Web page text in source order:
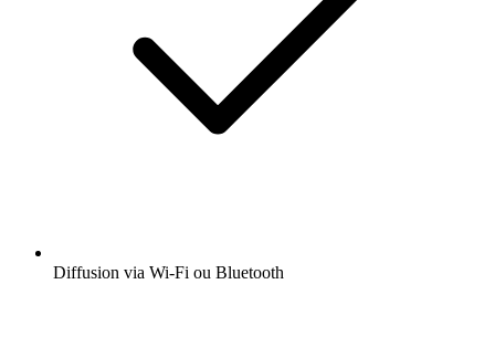
Diffusion via Wi-Fi ou Bluetooth